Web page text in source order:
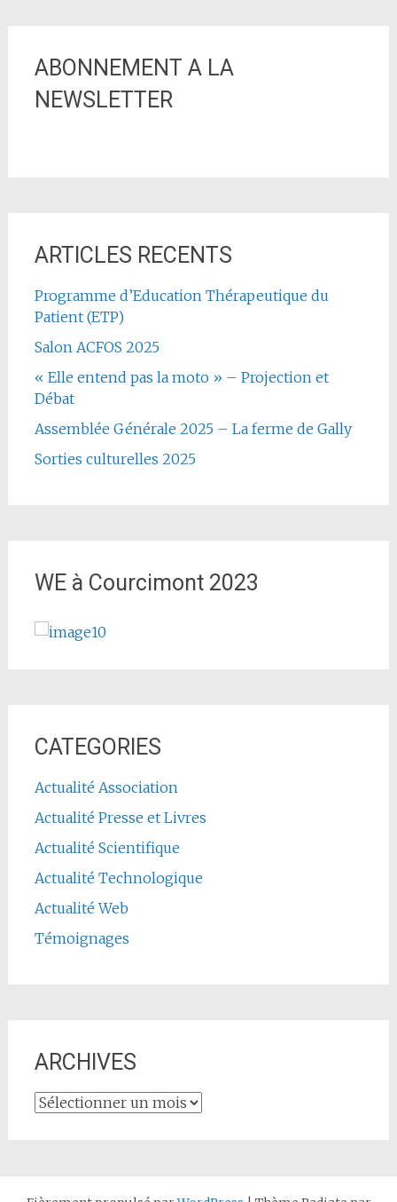
ABONNEMENT A LA
NEWSLETTER
ARTICLES RECENTS
Programme d’Education Thérapeutique du
Patient (ETP)
Salon ACFOS 2025
« Elle entend pas la moto » – Projection et
Débat
Assemblée Générale 2025 – La ferme de Gally
Sorties culturelles 2025
WE à Courcimont 2023
CATEGORIES
Actualité Association
Actualité Presse et Livres
Actualité Scientifique
Actualité Technologique
Actualité Web
Témoignages
ARCHIVES
ARCHIVES